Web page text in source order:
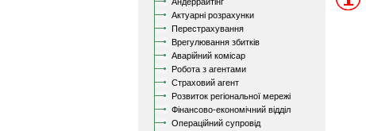
Актуарні розрахунки
Перестрахування
Врегулювання збитків
Аварійний комісар
Робота з агентами
Страховий агент
Розвиток регіональної мережі
Фінансово-економічний відділ
Операційний супровід